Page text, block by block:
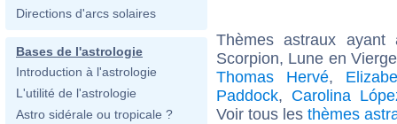
Directions d'arcs solaires
Bases de l'astrologie
Introduction à l'astrologie
L'utilité de l'astrologie
Astro sidérale ou tropicale ?
Thèmes astraux
Scorpion, Lune en
Thomas Hervé,
Paddock, Carolina
Voir tous les thèmes